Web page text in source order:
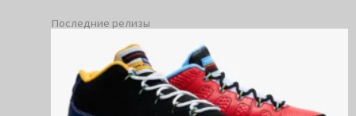
Последние релизы